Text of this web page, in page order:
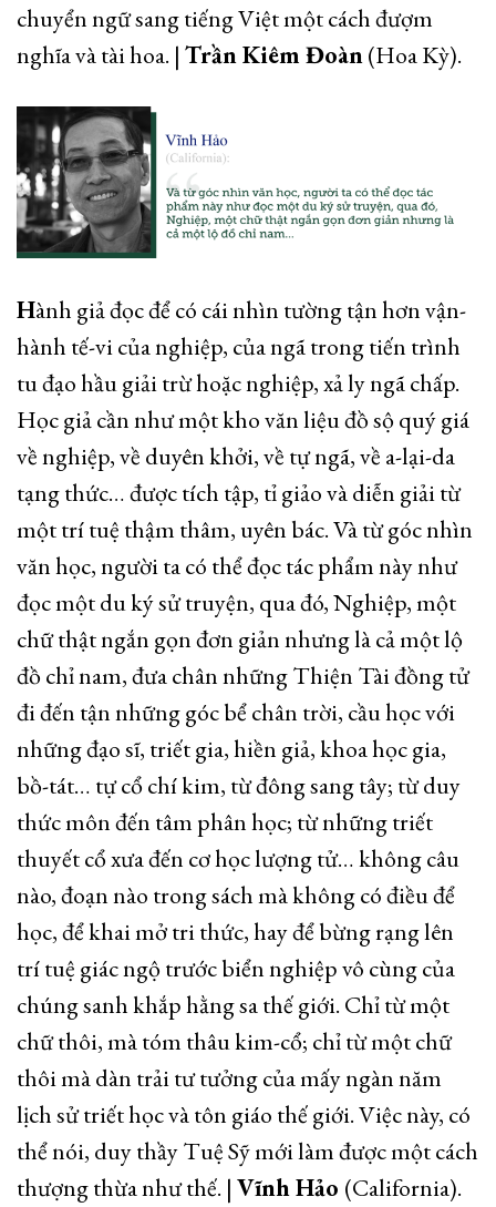
chuyển ngữ sang tiếng Việt một cách đượm
nghĩa và tài hoa. | Trần Kiêm Đoàn(Hoa Kỳ).
Hành giả đọc để có cái nhìn tường tận hơn vận-
hành tế-vi của nghiệp, của ngã trong tiến trình
tu đạo hầu giải trừ hoặc nghiệp, xả ly ngã chấp.
Học giả cần như một kho văn liệu đồ sộ quý giá
về nghiệp, về duyên khởi, về tự ngã, về a-lại-da
tạng thức… được tích tập, tỉ giảo và diễn giải từ
một trí tuệ thậm thâm, uyên bác. Và từ góc nhìn
văn học, người ta có thể đọc tác phẩm này như
đọc một du ký sử truyện, qua đó, Nghiệp, một
chữ thật ngắn gọn đơn giản nhưng là cả một lộ
đồ chỉ nam, đưa chân những Thiện Tài đồng tử
đi đến tận những góc bể chân trời, cầu học với
những đạo sĩ, triết gia, hiền giả, khoa học gia,
bồ-tát… tự cổ chí kim, từ đông sang tây; từ duy
thức môn đến tâm phân học; từ những triết
thuyết cổ xưa đến cơ học lượng tử… không câu
nào, đoạn nào trong sách mà không có điều để
học, để khai mở tri thức, hay để bừng rạng lên
trí tuệ giác ngộ trước biển nghiệp vô cùng của
chúng sanh khắp hằng sa thế giới. Chỉ từ một
chữ thôi, mà tóm thâu kim-cổ; chỉ từ một chữ
thôi mà dàn trải tư tưởng của mấy ngàn năm
lịch sử triết học và tôn giáo thế giới. Việc này, có
thể nói, duy thầy Tuệ Sỹ mới làm được một cách
thượng thừa như thế. | Vĩnh Hảo (California).